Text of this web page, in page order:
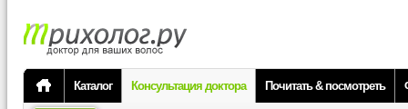
Каталог Консультация доктора Почитать & посмотреть